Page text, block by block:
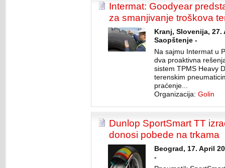
Intermat: Goodyear
za smanjivanje troškova
Kranj, Slovenija, 27.
Saopštenje -
Na sajmu Intermat u
dva proaktivna
sistem TPMS Heavy
terenskim
praćenje...
Organizacija: Golin
Dunlop SportSmart TT
donosi pobede na trkama
Beograd, 17. April
-